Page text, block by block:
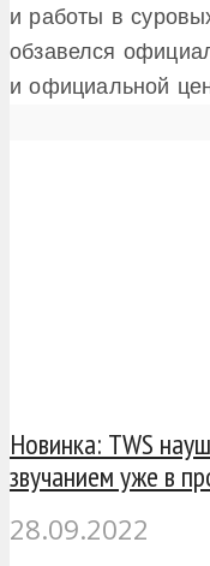
и работы в
обзавелся
и официальной
Новинка: TWS
звучанием уже в
28.09.2022